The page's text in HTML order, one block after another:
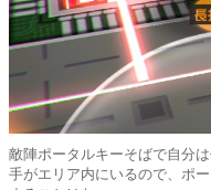
敵陣ポータルキーそばで自分
手がエリア内にいるので、ポ